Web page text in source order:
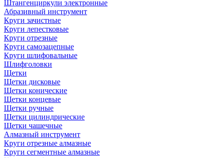
Штангенциркули электронные
Абразивный инструмент
Круги зачистные
Круги лепестковые
Круги отрезные
Круги самозацепные
Круги шлифовальные
Шлифголовки
Щетки
Щетки дисковые
Щетки конические
Щетки концевые
Щетки ручные
Щетки цилиндрические
Щетки чашечные
Алмазный инструмент
Круги отрезные алмазные
Круги сегментные алмазные